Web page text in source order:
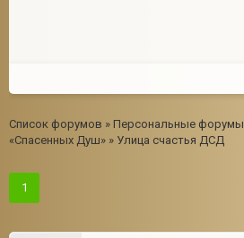
Список форумов » Персональные форумы
«Спасенных Душ» » Улица счастья ДСД
1